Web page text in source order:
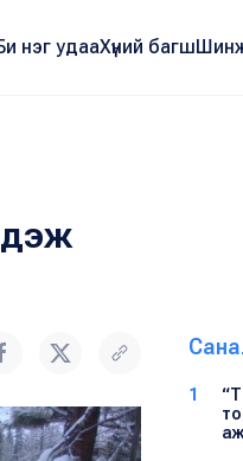
нэг удааХүний багш
1